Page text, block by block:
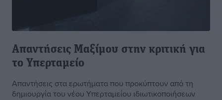
Απαντήσεις Μαξίμου στην κριτική για
το Υπερταμείο
Απαντήσεις στα ερωτήματα που προκύπτουν από τη
δημιουργία του νέου Υπερταμείου ιδιωτικοποιήσεων